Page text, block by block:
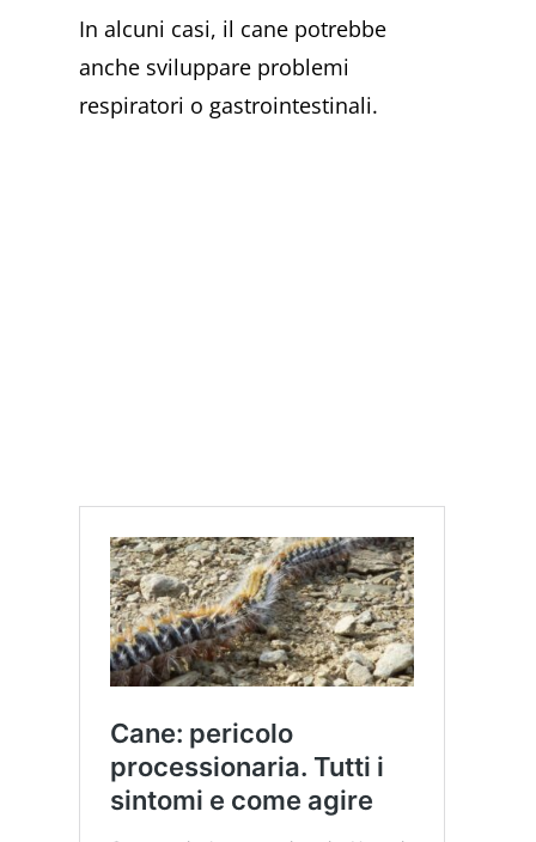
In alcuni casi, il cane potrebbe
anche sviluppare problemi
respiratori o gastrointestinali.